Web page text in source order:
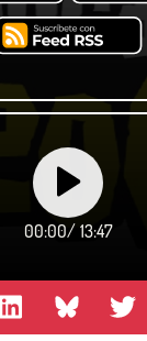
00:00/ 13:47